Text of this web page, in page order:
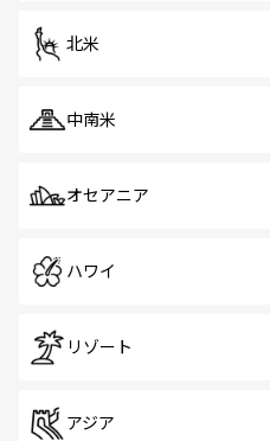
北米
中南米
オセアニア
ハワイ
リゾート
アジア